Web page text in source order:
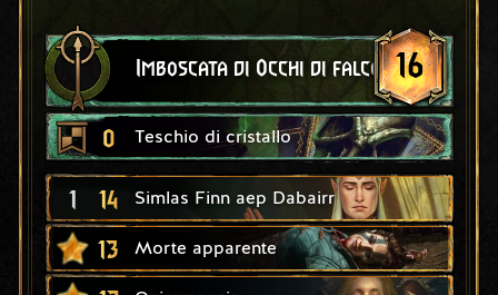
Imboscata di Occhi di falco 16
0 Teschio di cristallo
1 14 Simlas Finn aep Dabairr
13 Morte apparente